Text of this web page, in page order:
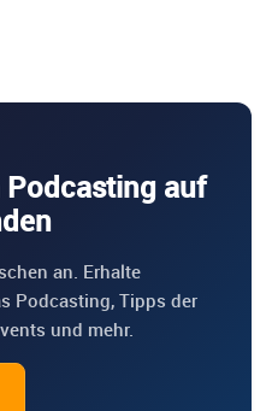
Podcasting auf
an. Erhalte
Podcasting, Tipps der
und mehr.